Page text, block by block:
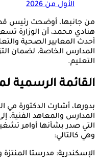
الأول من 2026
من جانبها، أوضحت رئيس
هنادي محمد، أن الوزارة
أحدث المعايير الصحية
المدارس الخاصة، لضمان
التعليم.
القائمة الرسمية
بدورها، أشارت الدكتورة مي
المدارس والمعاهد الفنية،
التي صدر بشأنها أوامر
وهي كالتالي:
الإسكندرية: مدرستا